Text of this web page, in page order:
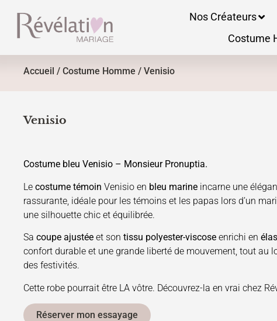
Nos Créateurs
Costume
Accueil / Costume Homme / Venisio
Venisio
Costume bleu Venisio – Monsieur Pronuptia.
Le costume témoin Venisio en bleu marine incarne une
rassurante, idéale pour les témoins et les papas lors d’un
une silhouette chic et équilibrée.
Sa coupe ajustée et son tissu polyester-viscose enrichi en
confort durable et une grande liberté de mouvement, tout au
des festivités.
Cette robe pourrait être LA vôtre. Découvrez-la en vrai chez
Réserver mon essayage